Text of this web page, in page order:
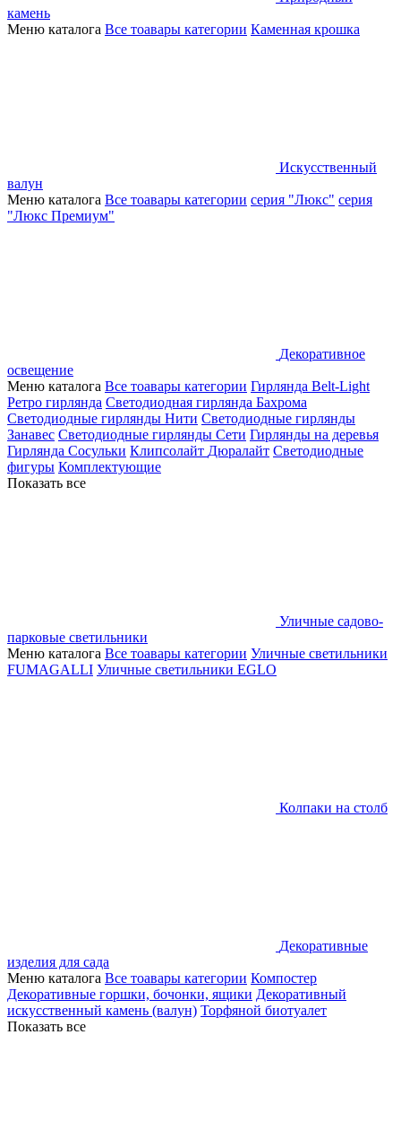
камень
Меню каталога Все тоавары категории Каменная крошка
Искусственный
валун
Меню каталога Все тоавары категории серия "Люкс" серия
"Люкс Премиум"
Декоративное
освещение
Меню каталога Все тоавары категории Гирлянда Belt-Light
Ретро гирлянда Светодиодная гирлянда Бахрома
Светодиодные гирлянды Нити Светодиодные гирлянды
Занавес Светодиодные гирлянды Сети Гирлянды на деревья
Гирлянда Сосульки Клипсолайт Дюралайт Светодиодные
фигуры Комплектующие
Показать все
Уличные садово-
парковые светильники
Меню каталога Все тоавары категории Уличные светильники
FUMAGALLI Уличные светильники EGLO
Колпаки на столб
Декоративные
изделия для сада
Меню каталога Все тоавары категории Компостер
Декоративные горшки, бочонки, ящики Декоративный
искусственный камень (валун) Торфяной биотуалет
Показать все